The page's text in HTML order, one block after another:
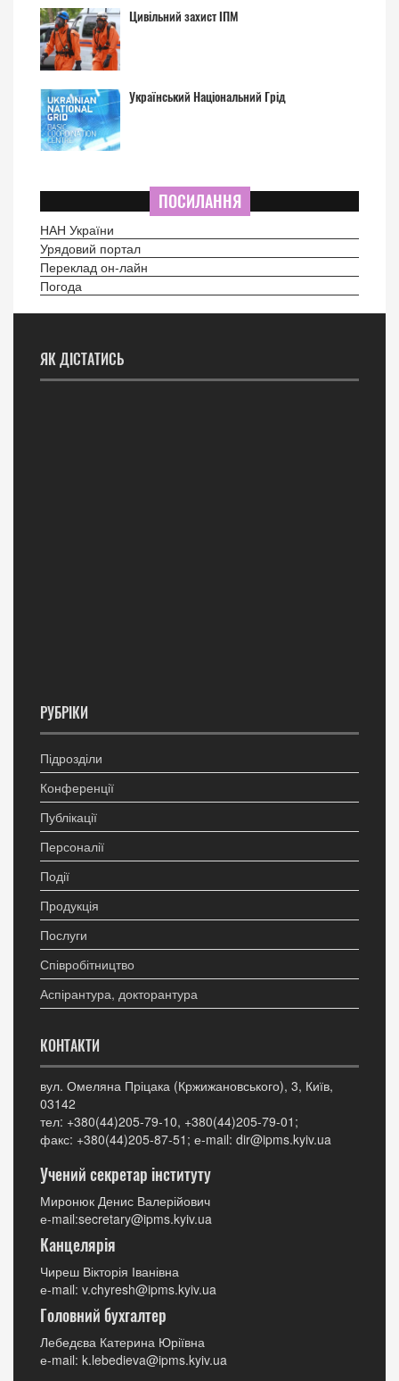
Цивільний захист ІПМ
Український Національний Грід
ПОСИЛАННЯ
НАН України
Урядовий портал
Переклад он-лайн
Погода
ЯК ДІСТАТИСЬ
РУБРІКИ
Підрозділи
Конференції
Публікації
Персоналії
Події
Продукція
Послуги
Співробітництво
Аспірантура, докторантура
КОНТАКТИ
вул. Омеляна Пріцака (Кржижановського), 3, Київ,
03142
тел: +380(44)205-79-10, +380(44)205-79-01;
факс: +380(44)205-87-51; е-mail: dir@ipms.kyiv.ua
Учений секретар інституту
Миронюк Денис Валерійович
е-mail:secretary@ipms.kyiv.ua
Канцелярія
Чиреш Вікторія Іванівна
е-mail: v.chyresh@ipms.kyiv.ua
Головний бухгалтер
Лебедєва Катерина Юріївна
е-mail: k.lebedieva@ipms.kyiv.ua